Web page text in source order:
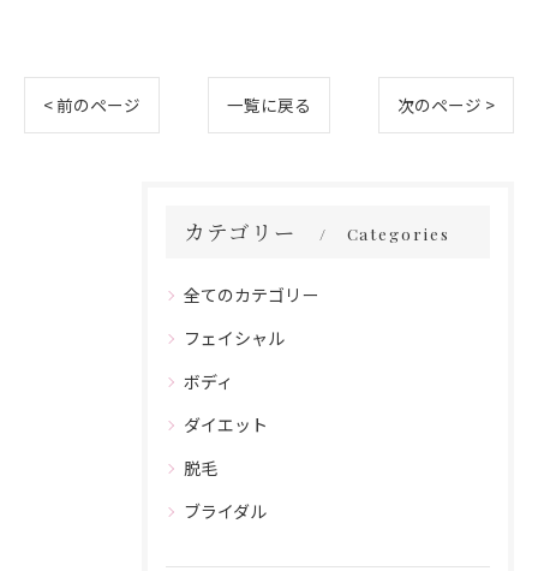
< 前のページ 一覧に戻る 次のページ >
カテゴリー Categories
全てのカテゴリー
フェイシャル
ボディ
ダイエット
脱毛
ブライダル